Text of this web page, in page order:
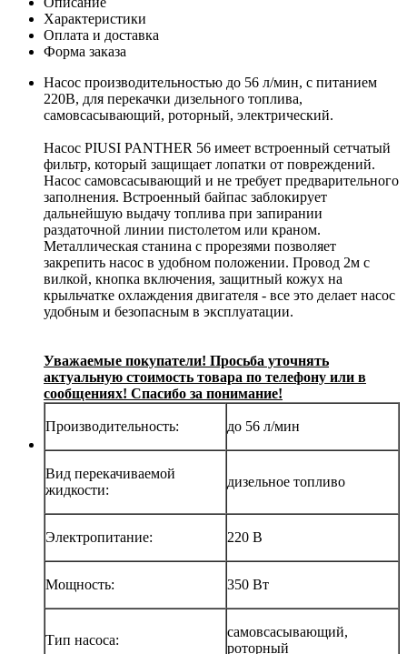
Характеристики
Оплата и доставка
Форма заказа
Насос производительностью до 56 л/мин, с питанием
220В, для перекачки дизельного топлива,
самовсасывающий, роторный, электрический.
Насос PIUSI PANTHER 56 имеет встроенный сетчатый
фильтр, который защищает лопатки от повреждений.
Насос самовсасывающий и не требует предварительного
заполнения. Встроенный байпас заблокирует
дальнейшую выдачу топлива при запирании
раздаточной линии пистолетом или краном.
Металлическая станина с прорезями позволяет
закрепить насос в удобном положении. Провод 2м с
вилкой, кнопка включения, защитный кожух на
крыльчатке охлаждения двигателя - все это делает насос
удобным и безопасным в эксплуатации.
Уважаемые покупатели! Просьба уточнять
актуальную стоимость товара по телефону или в
сообщениях! Спасибо за понимание!
Производительность: до 56 л/мин
Вид перекачиваемой
жидкости:
дизельное топливо
Электропитание: 220 В
Мощность: 350 Вт
Тип насоса:
самовсасывающий,
роторный